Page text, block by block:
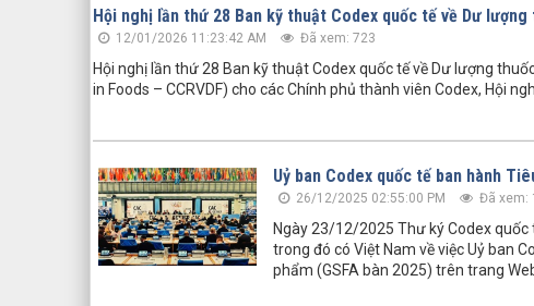
Hội nghị lần thứ 28 Ban kỹ thuật Codex quốc tế về Dư
12/01/2026 11:23:42 AM Đã xem: 723
Hội nghị lần thứ 28 Ban kỹ thuật Codex quốc tế về Dư lượng
in Foods – CCRVDF) cho các Chính phủ thành viên Codex, Hội
Uỷ ban Codex quốc tế ban hành
26/12/2025 02:55:00 PM Đã xem:
Ngày 23/12/2025 Thư ký Codex
trong đó có Việt Nam về việc Uỷ ban
phẩm (GSFA bàn 2025) trên trang